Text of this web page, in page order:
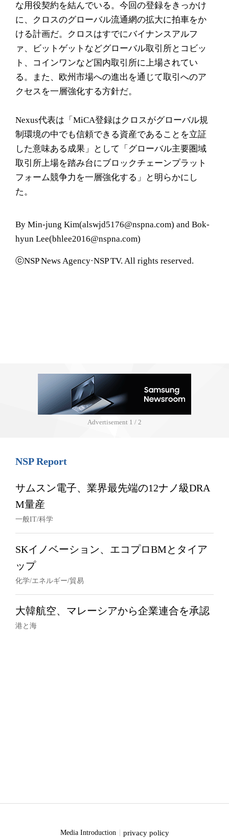
な用役契約を結んでいる。今回の登録をきっかけ
に、クロスのグローバル流通網の拡大に拍車をか
ける計画だ。クロスはすでにバイナンスアルフ
ァ、ビットゲットなどグローバル取引所とコビッ
ト、コインワンなど国内取引所に上場されてい
る。また、欧州市場への進出を通じて取引へのア
クセスを一層強化する方針だ。
Nexus代表は「MiCA登録はクロスがグローバル規
制環境の中でも信頼できる資産であることを立証
した意味ある成果」として「グローバル主要圏域
取引所上場を踏み台にブロックチェーンプラット
フォーム競争力を一層強化する」と明らかにし
た。
By Min-jung Kim(alswjd5176@nspna.com) and Bok-
hyun Lee(bhlee2016@nspna.com)
ⓒNSP News Agency·NSP TV. All rights reserved.
Advertisement 1 / 2
NSP Report
サムスン電子、業界最先端の12ナノ級DRA
M量産
一般IT/科学
SKイノベーション、エコプロBMとタイア
ップ
化学/エネルギー/貿易
大韓航空、マレーシアから企業連合を承認
港と海
Media Introduction privacy policy